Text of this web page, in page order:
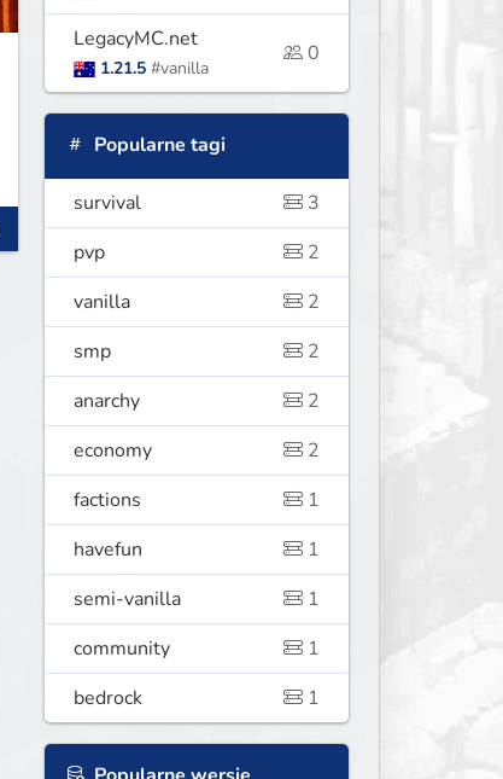
LegacyMC.net
1.21.5 #vanilla
0
Popularne tagi
survival
3
pvp
2
vanilla
2
smp
2
anarchy
2
economy
2
factions
1
havefun
1
semi-vanilla
1
community
1
bedrock
1